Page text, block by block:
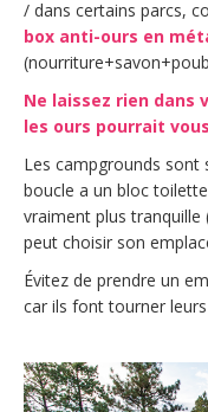
/ dans certains parcs,
box anti-ours en
Ne laissez rien
les ours pourrait
Les campgrounds sont
boucle a un bloc
vraiment plus tranquille
peut choisir son
Évitez de prendre un
car ils font tourner